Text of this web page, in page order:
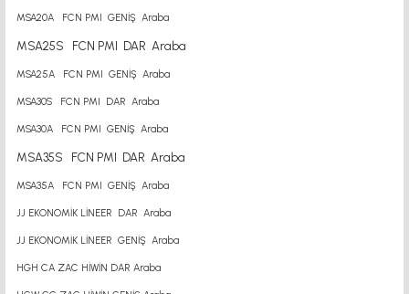
MSA20A FCN PMI GENİŞ Araba
MSA25S FCN PMI DAR Araba
MSA25A FCN PMI GENİŞ Araba
MSA30S FCN PMI DAR Araba
MSA30A FCN PMI GENİŞ Araba
MSA35S FCN PMI DAR Araba
MSA35A FCN PMI GENİŞ Araba
JJ EKONOMİK LİNEER DAR Araba
JJ EKONOMİK LİNEER GENİŞ Araba
HGH CA ZAC HİWİN DAR Araba